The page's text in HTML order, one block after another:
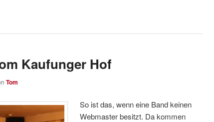
Kaufunger Hof
Tom
So ist das, wenn eine Band keinen
Webmaster besitzt. Da kommen